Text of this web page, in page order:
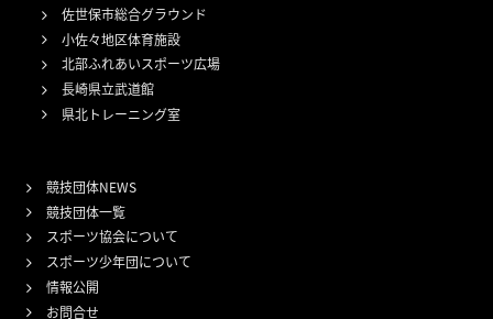
佐世保市総合グラウンド
小佐々地区体育施設
北部ふれあいスポーツ広場
長崎県立武道館
県北トレーニング室
競技団体NEWS
競技団体一覧
スポーツ協会について
スポーツ少年団について
情報公開
お問合せ